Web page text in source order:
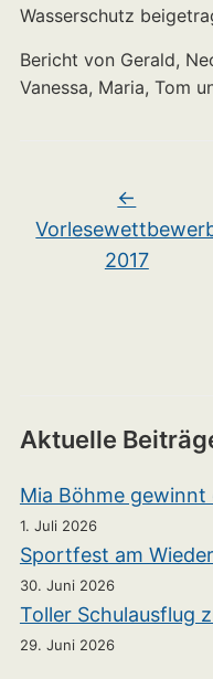
Wasserschutz
Bericht von Gerald,
Vanessa, Maria, Tom
←
2017
Aktuelle
Mia Böhme
1. Juli 2026
Sportfest am
30. Juni 2026
Toller Schulausflug
29. Juni 2026